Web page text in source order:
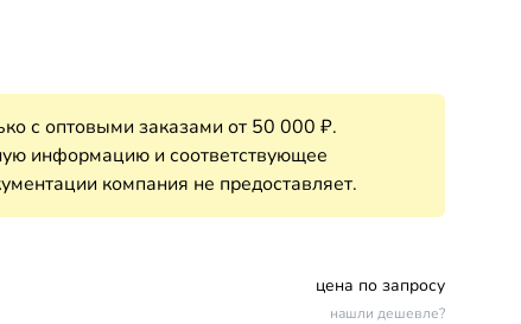
с оптовыми заказами от 50 000 ₽.
информацию и соответствующее
компания не предоставляет.
цена по запросу
нашли дешевле?